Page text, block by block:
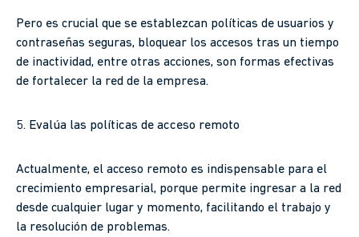
Pero es crucial que se establezcan políticas de usuarios y
contraseñas seguras, bloquear los accesos tras un tiempo
de inactividad, entre otras acciones, son formas efectivas
de fortalecer la red de la empresa.
5. Evalúa las políticas de acceso remoto
Actualmente, el acceso remoto es indispensable para el
crecimiento empresarial, porque permite ingresar a la red
desde cualquier lugar y momento, facilitando el trabajo y
la resolución de problemas.